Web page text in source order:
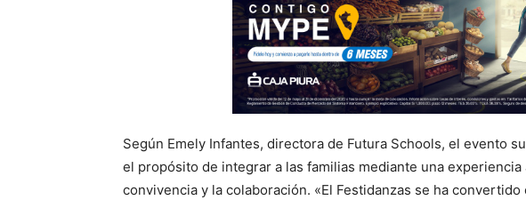
Según Emely Infantes, directora de Futura Schools, el evento
el propósito de integrar a las familias mediante una
convivencia y la colaboración. «El Festidanzas se ha